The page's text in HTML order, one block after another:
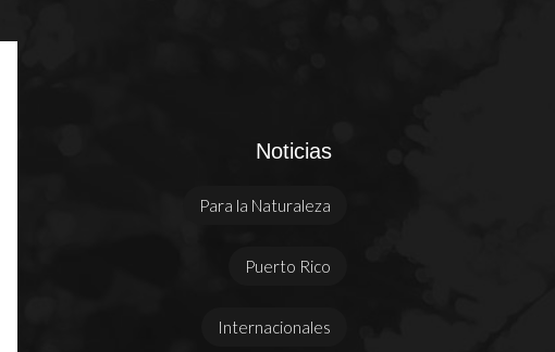
Noticias
Para la Naturaleza
Puerto Rico
Internacionales